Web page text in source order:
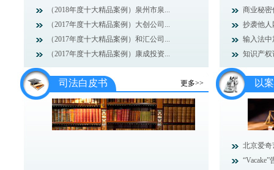
（2018年度十大精品案例）泉州市泉...
（2017年度十大精品案例）大创公司...
（2017年度十大精品案例）和汇公司...
（2017年度十大精品案例）康成投资...
商业秘密
抄袭他
输入法中
知识产权
更多>>
司法白皮书 以
北京爱奇
“Vacake”